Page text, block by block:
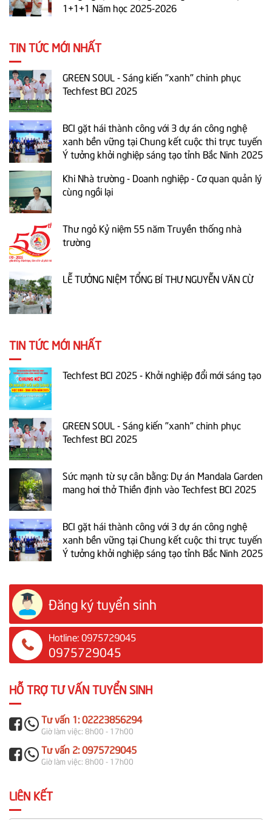
1+1+1 Năm học 2025-2026
TIN TỨC MỚI NHẤT
GREEN SOUL - Sáng kiến "xanh" chinh phục
Techfest BCI 2025
BCI gặt hái thành công với 3 dự án công nghệ
xanh bền vững tại Chung kết cuộc thi trực tuyến
Ý tưởng khởi nghiệp sáng tạo tỉnh Bắc Ninh 2025
Khi Nhà trường - Doanh nghiệp - Cơ quan quản lý
cùng ngồi lại
Thư ngỏ Kỷ niệm 55 năm Truyền thống nhà
trường
LỄ TƯỞNG NIỆM TỔNG BÍ THƯ NGUYỄN VĂN CỪ
TIN TỨC MỚI NHẤT
Techfest BCI 2025 - Khởi nghiệp đổi mới sáng tạo
GREEN SOUL - Sáng kiến "xanh" chinh phục
Techfest BCI 2025
Sức mạnh từ sự cân bằng: Dự án Mandala Garden
mang hơi thở Thiền định vào Techfest BCI 2025
BCI gặt hái thành công với 3 dự án công nghệ
xanh bền vững tại Chung kết cuộc thi trực tuyến
Ý tưởng khởi nghiệp sáng tạo tỉnh Bắc Ninh 2025
Đăng ký tuyển sinh
Hotline: 0975729045
0975729045
HỖ TRỢ TƯ VẤN TUYỂN SINH
Tư vấn 1: 02223856294
Giờ làm việc: 8h00 - 17h00
Tư vấn 2: 0975729045
Giờ làm việc: 8h00 - 17h00
LIÊN KẾT